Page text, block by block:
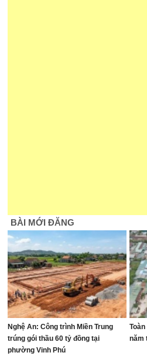
BÀI MỚI ĐĂNG
Nghệ An: Công trình Miền Trung
trúng gói thầu 60 tỷ đồng tại
phường Vinh Phú
năm